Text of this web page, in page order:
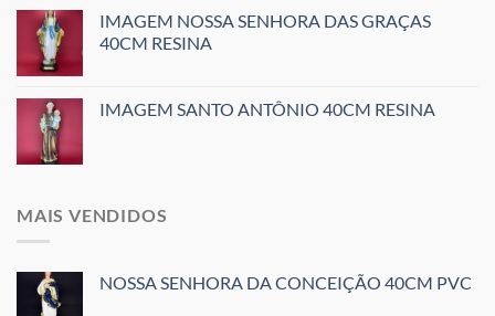
IMAGEM NOSSA SENHORA DAS GRAÇAS
40CM RESINA
IMAGEM SANTO ANTÔNIO 40CM RESINA
MAIS VENDIDOS
NOSSA SENHORA DA CONCEIÇÃO 40CM PVC